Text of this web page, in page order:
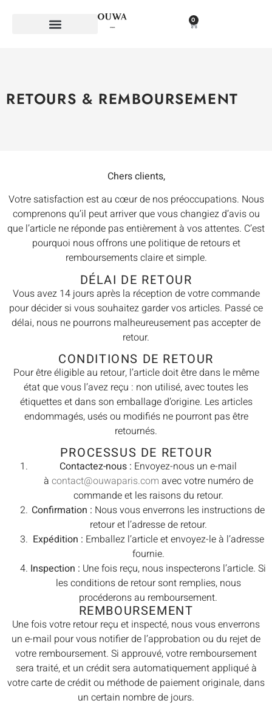
0
RETOURS & REMBOURSEMENT
Chers clients,
Votre satisfaction est au cœur de nos préoccupations. Nous
comprenons qu’il peut arriver que vous changiez d’avis ou
que l’article ne réponde pas entièrement à vos attentes. C’est
pourquoi nous offrons une politique de retours et
remboursements claire et simple.
DÉLAI DE RETOUR
Vous avez 14 jours après la réception de votre commande
pour décider si vous souhaitez garder vos articles. Passé ce
délai, nous ne pourrons malheureusement pas accepter de
retour.
CONDITIONS DE RETOUR
Pour être éligible au retour, l’article doit être dans le même
état que vous l’avez reçu : non utilisé, avec toutes les
étiquettes et dans son emballage d’origine. Les articles
endommagés, usés ou modifiés ne pourront pas être
retournés.
PROCESSUS DE RETOUR
Contactez-nous : Envoyez-nous un e-mail
à contact@ouwaparis.com avec votre numéro de
commande et les raisons du retour.
Confirmation : Nous vous enverrons les instructions de
retour et l’adresse de retour.
Expédition : Emballez l’article et envoyez-le à l’adresse
fournie.
Inspection : Une fois reçu, nous inspecterons l’article. Si
les conditions de retour sont remplies, nous
procéderons au remboursement.
REMBOURSEMENT
Une fois votre retour reçu et inspecté, nous vous enverrons
un e-mail pour vous notifier de l’approbation ou du rejet de
votre remboursement. Si approuvé, votre remboursement
sera traité, et un crédit sera automatiquement appliqué à
votre carte de crédit ou méthode de paiement originale, dans
un certain nombre de jours.